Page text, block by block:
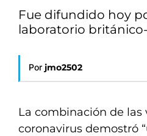
Fue difundido hoy
laboratorio
Por jmo2502
La combinación de
coronavirus demostró